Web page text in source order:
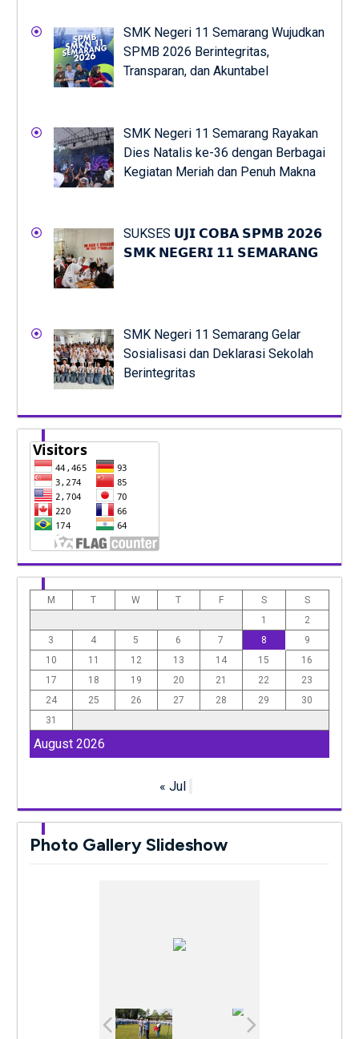
SMK Negeri 11 Semarang Wujudkan
SPMB 2026 Berintegritas,
Transparan, dan Akuntabel
SMK Negeri 11 Semarang Rayakan
Dies Natalis ke-36 dengan Berbagai
Kegiatan Meriah dan Penuh Makna
SUKSES 𝗨𝗝𝗜 𝗖𝗢𝗕𝗔 𝗦𝗣𝗠𝗕 𝟮𝟬𝟮𝟲
𝗦𝗠𝗞 𝗡𝗘𝗚𝗘𝗥𝗜 𝟭𝟭 𝗦𝗘𝗠𝗔𝗥𝗔𝗡𝗚
SMK Negeri 11 Semarang Gelar
Sosialisasi dan Deklarasi Sekolah
Berintegritas
August 2026
M T W T F S
S
1
2
3
4 5 6 7 8
9
10
11 12 13 14 15
16
17
18 19 20 21 22
23
24
25 26 27 28 29
30
31
« Jul
Photo Gallery Slideshow